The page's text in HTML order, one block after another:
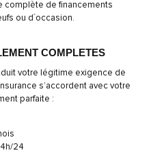
complète de financements
ou d´occasion.
COMPLETES
votre légitime exigence de
s’accordent avec votre
parfaite :
24